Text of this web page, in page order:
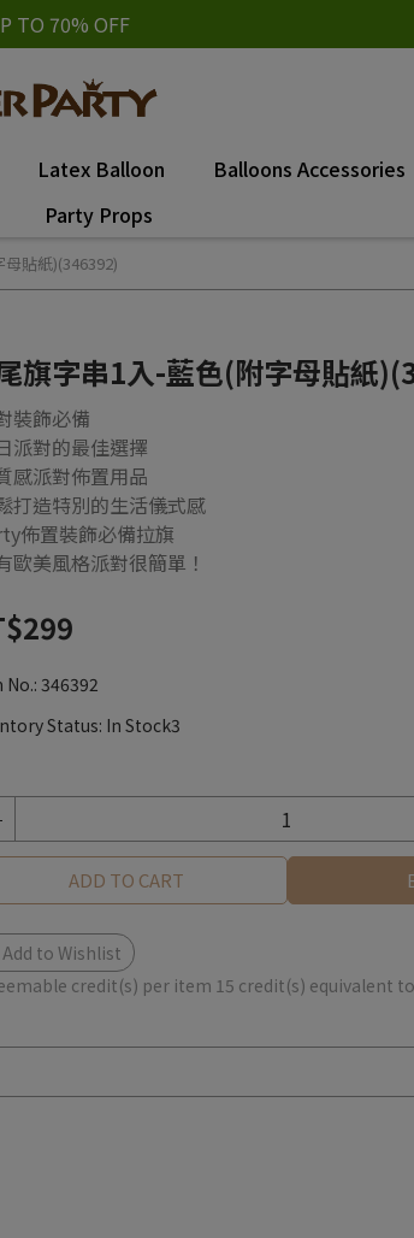
TO 70% OFF
Latex Balloon Balloons Accessories
Party Props
貼紙)(346392)
旗字串1入-藍色(附字母貼紙
裝飾必備
派對的最佳選擇
感派對佈置用品
打造特別的生活儀式感
佈置裝飾必備拉旗
歐美風格派對很簡單！
No.:346392
Status: In Stock3
ADD TO CART
Add to Wishlist
credit(s) per item 15 credit(s) equivalent to